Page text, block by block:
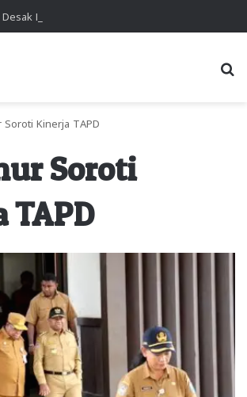
Kinerja TAPD
Soroti
TAPD